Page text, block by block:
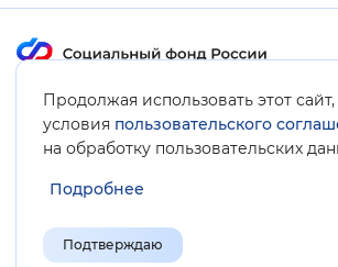
Продолжая использовать этот
условия пользовательского
на обработку пользовательских
Подробнее
Подтверждаю
Карта сайта
© Социальный фонд